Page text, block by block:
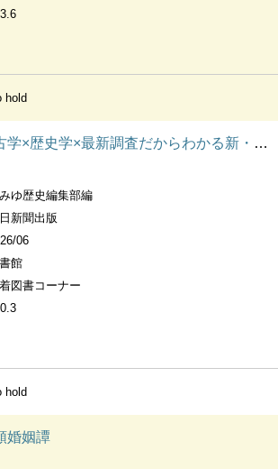
hold
×歴史学×最新調査だからわかる新・古代史 だからわかるシリーズ
ゆ歴史編集部編
新聞出版
06
館
図書コーナー
hold
婚姻譚